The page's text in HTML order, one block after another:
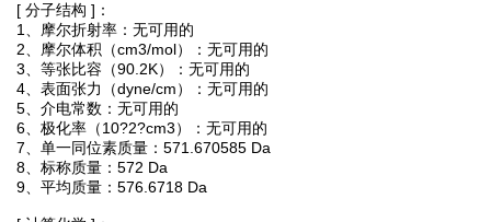
[ 分子结构 ]：
1、摩尔折射率：无可用的
2、摩尔体积（cm3/mol）：无可用的
3、等张比容（90.2K）：无可用的
4、表面张力（dyne/cm）：无可用的
5、介电常数：无可用的
6、极化率（10?2?cm3）：无可用的
7、单一同位素质量：571.670585 Da
8、标称质量：572 Da
9、平均质量：576.6718 Da